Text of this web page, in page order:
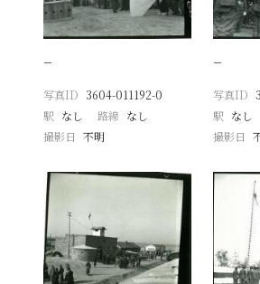
−
写真ID 3604-011192-0
駅 なし 路線 なし
撮影日
不明
−
写真ID
駅 なし
撮影日